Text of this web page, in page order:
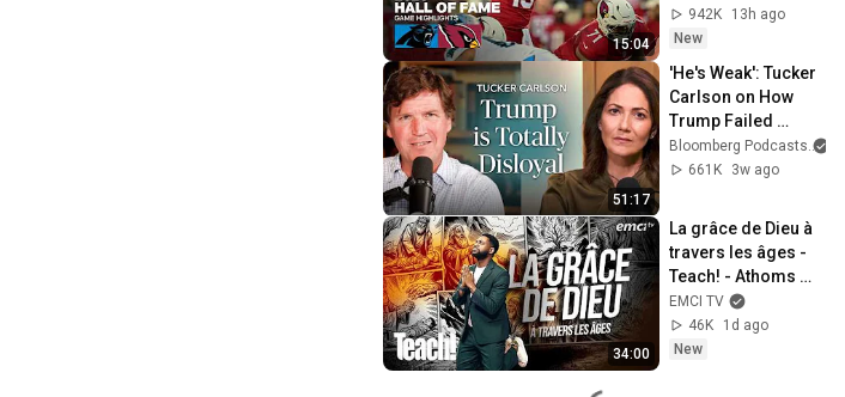
15:04
Highlights
942K
13h ago
New
51:17
'He's Weak': Tucker
Carlson on How
Trump Failed
America | The
Mishal Husain
Bloomberg Podcasts
661K
3w ago
34:00
La grâce de Dieu à
travers les âges -
Teach! - Athoms
Mbuma
EMCI TV
46K
1d ago
New